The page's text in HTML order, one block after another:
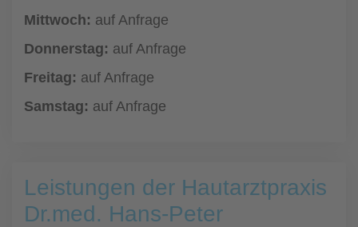
Mittwoch: auf Anfrage
Donnerstag: auf Anfrage
Freitag: auf Anfrage
Samstag: auf Anfrage
Leistungen der Hautarztpraxis
Dr.med. Hans-Peter